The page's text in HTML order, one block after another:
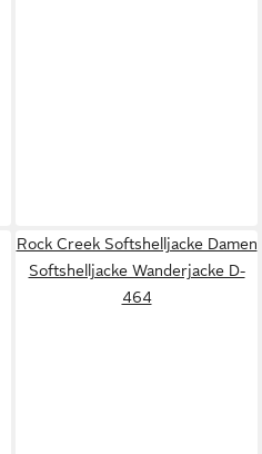
Rock Creek Softshelljacke Damen
Softshelljacke Wanderjacke D-
464